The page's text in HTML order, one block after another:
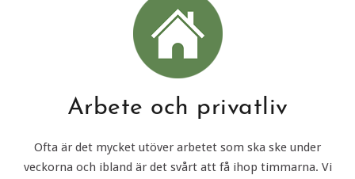
Arbete och privatliv
Ofta är det mycket utöver arbetet som ska ske under
veckorna och ibland är det svårt att få ihop timmarna. Vi